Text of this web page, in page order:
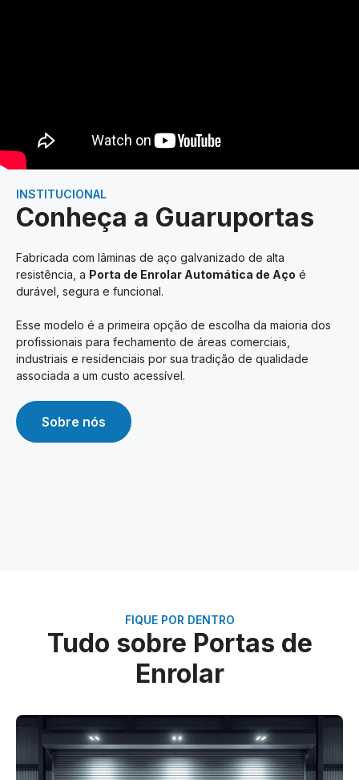
INSTITUCIONAL
Conheça a Guaruportas
Fabricada com lâminas de aço galvanizado de alta
resistência, a Porta de Enrolar Automática de Aço é
durável, segura e funcional.
Esse modelo é a primeira opção de escolha da maioria dos
profissionais para fechamento de áreas comerciais,
industriais e residenciais por sua tradição de qualidade
associada a um custo acessível.
Sobre nós
FIQUE POR DENTRO
Tudo sobre Portas de
Enrolar